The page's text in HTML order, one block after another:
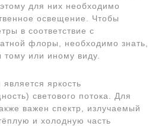
для них необходимо
освещение. Чтобы
в соответствие с
флоры, необходимо знать,
тому или иному виду.
яркость
светового потока. Для
важен спектр, излучаемый
и холодную часть